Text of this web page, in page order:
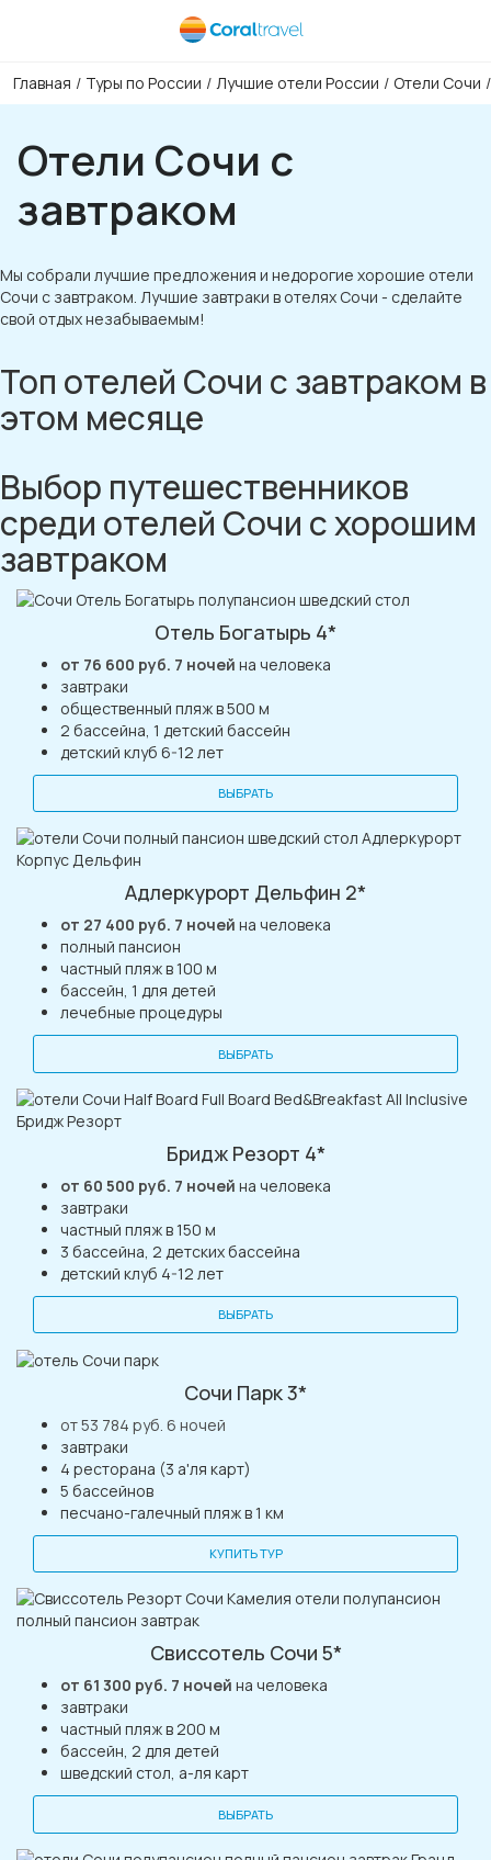
Главная / Туры по России / Лучшие отели России / Отели Сочи /
Отели Сочи с
завтраком
Мы собрали лучшие предложения и недорогие хорошие отели
Сочи с завтраком. Лучшие завтраки в отелях Сочи - сделайте
свой отдых незабываемым!
Топ отелей Сочи с завтраком в
этом месяце
Выбор путешественников
среди отелей Сочи с хорошим
завтраком
Отель Богатырь 4*
от 76 600 руб. 7 ночей на человека
завтраки
общественный пляж в 500 м
2 бассейна, 1 детский бассейн
детский клуб 6-12 лет
ВЫБРАТЬ
Адлеркурорт Дельфин 2*
от 27 400 руб. 7 ночей на человека
полный пансион
частный пляж в 100 м
бассейн, 1 для детей
лечебные процедуры
ВЫБРАТЬ
Бридж Резорт 4*
от 60 500 руб. 7 ночей на человека
завтраки
частный пляж в 150 м
3 бассейна, 2 детских бассейна
детский клуб 4-12 лет
ВЫБРАТЬ
Сочи Парк 3*
от 53 784 руб. 6 ночей
завтраки
4 ресторана (3 а'ля карт)
5 бассейнов
песчано-галечный пляж в 1 км
КУПИТЬ ТУР
Свисcотель Сочи 5*
от 61 300 руб. 7 ночей на человека
завтраки
частный пляж в 200 м
бассейн, 2 для детей
шведский стол, а-ля карт
ВЫБРАТЬ